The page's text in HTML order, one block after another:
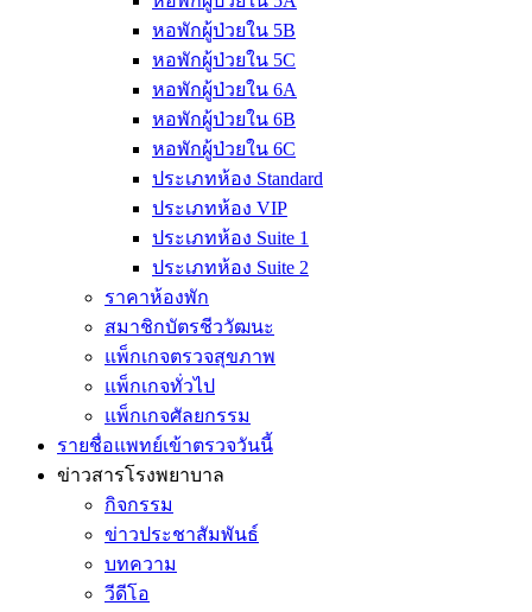
หอพักผู้ป่วยใน 5B
หอพักผู้ป่วยใน 5C
หอพักผู้ป่วยใน 6A
หอพักผู้ป่วยใน 6B
หอพักผู้ป่วยใน 6C
ประเภทห้อง Standard
ประเภทห้อง VIP
ประเภทห้อง Suite 1
ประเภทห้อง Suite 2
ราคาห้องพัก
สมาชิกบัตรชีววัฒนะ
แพ็กเกจตรวจสุขภาพ
แพ็กเกจทั่วไป
แพ็กเกจศัลยกรรม
รายชื่อแพทย์เข้าตรวจวันนี้
ข่าวสารโรงพยาบาล
กิจกรรม
ข่าวประชาสัมพันธ์
บทความ
วีดีโอ